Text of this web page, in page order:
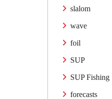
slalom
wave
foil
SUP
SUP Fishing
forecasts